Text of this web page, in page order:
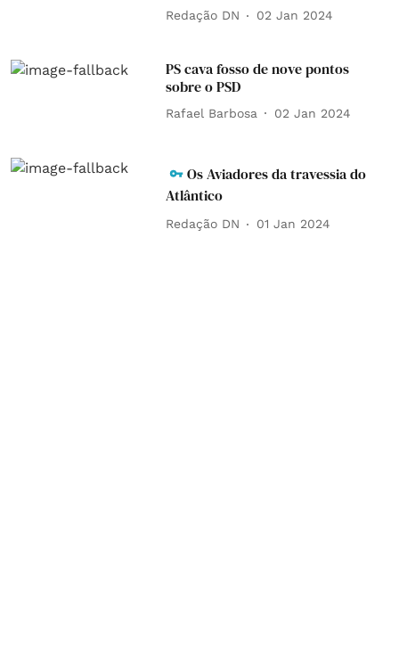
Redação DN 02 Jan 2024
PS cava fosso de nove pontos
sobre o PSD
Rafael Barbosa 02 Jan 2024
Os Aviadores da travessia do
Atlântico
Redação DN 01 Jan 2024